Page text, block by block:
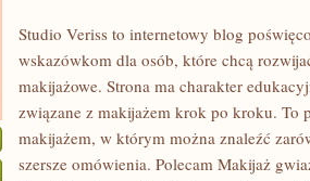
MAKIJAŻ
Studio Veriss to internetowy blog
wskazówkom dla osób, które chcą
makijażowe. Strona ma charakter
związane z makijażem krok po kroku. To
makijażem, w którym można znaleźć
szersze omówienia. Polecam Makijaż